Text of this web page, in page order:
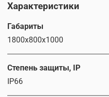
Характеристики
Габариты
1800х800х1000
Степень защиты, IP
IP66